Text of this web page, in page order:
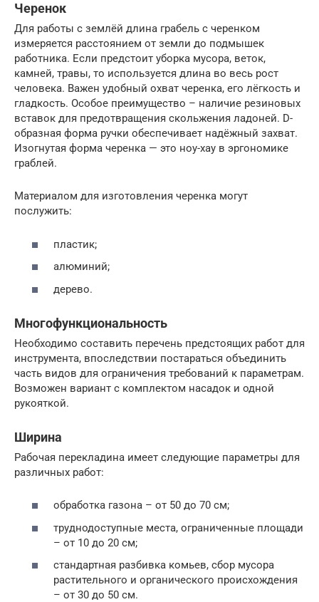
Черенок
Для работы с землёй длина грабель с черенком
измеряется расстоянием от земли до подмышек
работника. Если предстоит уборка мусора, веток,
камней, травы, то используется длина во весь рост
человека. Важен удобный охват черенка, его лёгкость и
гладкость. Особое преимущество – наличие резиновых
вставок для предотвращения скольжения ладоней. D-
образная форма ручки обеспечивает надёжный захват.
Изогнутая форма черенка — это ноу-хау в эргономике
граблей.
Материалом для изготовления черенка могут
послужить:
пластик;
алюминий;
дерево.
Многофункциональность
Необходимо составить перечень предстоящих работ для
инструмента, впоследствии постараться объединить
часть видов для ограничения требований к параметрам.
Возможен вариант с комплектом насадок и одной
рукояткой.
Ширина
Рабочая перекладина имеет следующие параметры для
различных работ:
обработка газона – от 50 до 70 см;
труднодоступные места, ограниченные площади
– от 10 до 20 см;
стандартная разбивка комьев, сбор мусора
растительного и органического происхождения
– от 30 до 50 см.